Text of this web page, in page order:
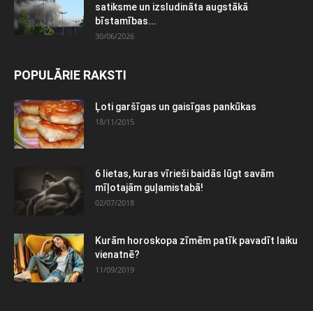
satiksme un izsludināta augstākā
bīstamības...
30/06/2026
POPULĀRIE RAKSTI
Ļoti garšīgas un gaisīgas pankūkas
18/11/2015
6 lietas, kuras vīrieši baidās lūgt savām
mīļotajām guļamistabā!
02/07/2018
Kurām horoskopa zīmēm patīk pavadīt laiku
vienatnē?
11/09/2019